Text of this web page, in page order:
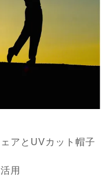
アとUVカット帽子
用